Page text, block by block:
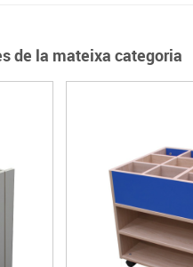
de la mateixa categoria